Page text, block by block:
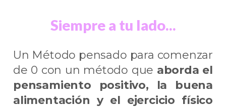
Siempre a tu lado...
Un Método pensado para comenzar
de 0 con un método que aborda el
pensamiento positivo, la buena
alimentación y el ejercicio físico